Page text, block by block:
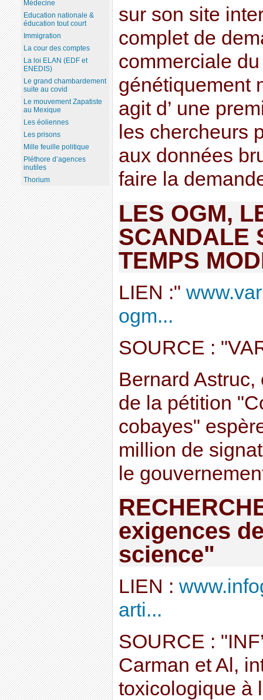
sur son site
complet de
commerciale
génétiquement
agit d’ une
les chercheurs
aux données
faire la
LES OGM,
SCANDALE
TEMPS
LIEN :"
ogm...
SOURCE :
Bernard
de la pétition
cobayes"
million de
le
exigences
science"
LIEN :
arti...
SOURCE :
Carman et Al,
toxicologique à
Médecine
Education nationale &
éducation tout court
Immigration
La cour des comptes
La loi ELAN (EDF et
ENEDIS)
Le grand chambardement
suite au covid
Le mouvement Zapatiste
au Mexique
Les éoliennes
Les prisons
Mille feuille politique
Pléthore d’agences
inutiles
Thorium